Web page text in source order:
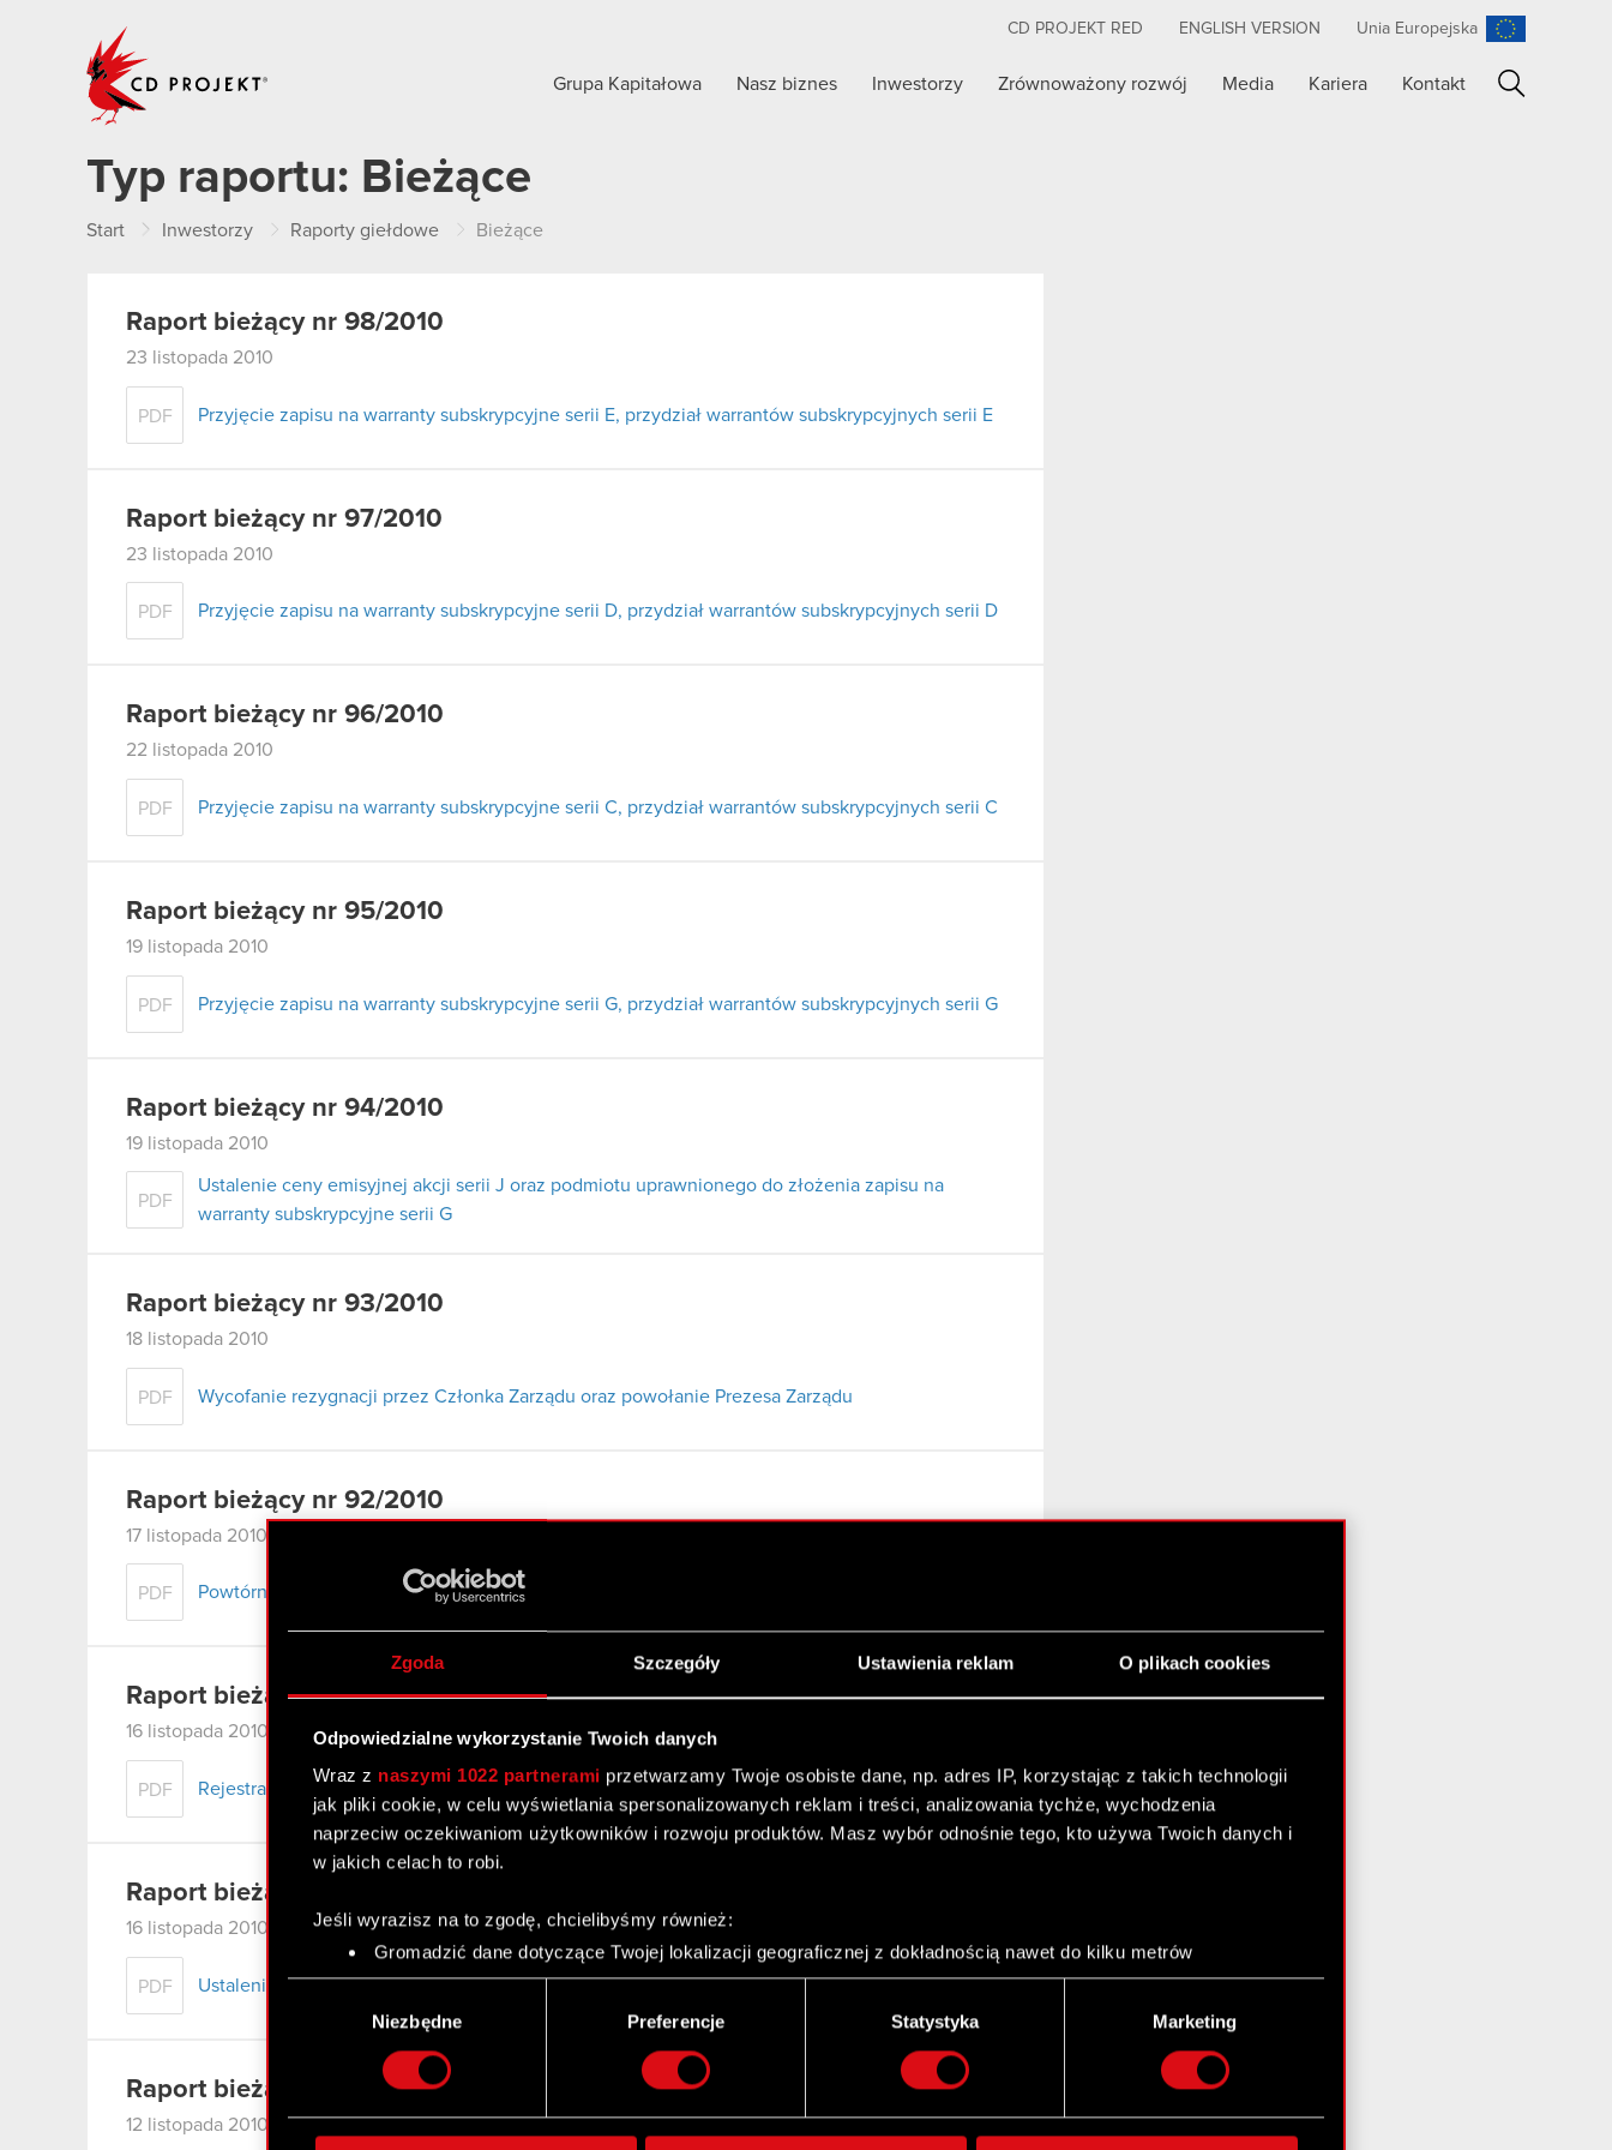
Zgoda Szczegóły Ustawienia reklam O plikach cookies
Odpowiedzialne wykorzystanie Twoich danych
Wraz z naszymi 1022 partnerami przetwarzamy Twoje osobiste dane, np. adres IP, korzystając z takich technologii
jak pliki cookie, w celu wyświetlania spersonalizowanych reklam i treści, analizowania tychże, wychodzenia
naprzeciw oczekiwaniom użytkowników i rozwoju produktów. Masz wybór odnośnie tego, kto używa Twoich danych i
w jakich celach to robi.
Jeśli wyrazisz na to zgodę, chcielibyśmy również:
Gromadzić dane dotyczące Twojej lokalizacji geograficznej z dokładnością nawet do kilku metrów
Identyfikować Twoje urządzenie, aktywnie analizując charakteryzującego je zbiory danych (fingerprinting,
Dowiedz się więcej odnośnie tego, jak Twoje osobiste dane są przetwarzane oraz ustaw własne preferencje w
szczegółów . W Deklaracji plików cookie możesz zmienić lub wycofać swoją zgodę w dowolnej chwili.
Wykorzystujemy pliki cookie do spersonalizowania treści i reklam, aby oferować funkcje społecznościowe i
Niezbędne Preferencje Statystyka Marketing
CD PROJEKT RED ENGLISH VERSION Unia Europejska
Grupa Kapitałowa Nasz biznes Inwestorzy Zrównoważony rozwój Media Kariera Kontakt
Typ raportu: Bieżące
Start Inwestorzy Raporty giełdowe Bieżące
Raport bieżący nr 98/2010
23 listopada 2010
PDF Przyjęcie zapisu na warranty subskrypcyjne serii E, przydział warrantów subskrypcyjnych serii E
Raport bieżący nr 97/2010
23 listopada 2010
PDF Przyjęcie zapisu na warranty subskrypcyjne serii D, przydział warrantów subskrypcyjnych serii D
Raport bieżący nr 96/2010
22 listopada 2010
PDF Przyjęcie zapisu na warranty subskrypcyjne serii C, przydział warrantów subskrypcyjnych serii C
Raport bieżący nr 95/2010
19 listopada 2010
PDF Przyjęcie zapisu na warranty subskrypcyjne serii G, przydział warrantów subskrypcyjnych serii G
Raport bieżący nr 94/2010
19 listopada 2010
PDF
Ustalenie ceny emisyjnej akcji serii J oraz podmiotu uprawnionego do złożenia zapisu na
warranty subskrypcyjne serii G
Raport bieżący nr 93/2010
18 listopada 2010
PDF Wycofanie rezygnacji przez Członka Zarządu oraz powołanie Prezesa Zarządu
Raport bieżący nr 92/2010
17 listopada 2010
PDF Powtórne zawiadomienie Akcjonariuszy o zamiarze połączenia.
Raport bieżący nr 91/2010
16 listopada 2010
PDF Rejestracja zmian Statutu, jednolity tekst Statutu.
Raport bieżący nr 90/2010
16 listopada 2010
PDF Ustalenie daty premiery gry „Wiedźmin 2”
Raport bieżący nr 89/2010
12 listopada 2010